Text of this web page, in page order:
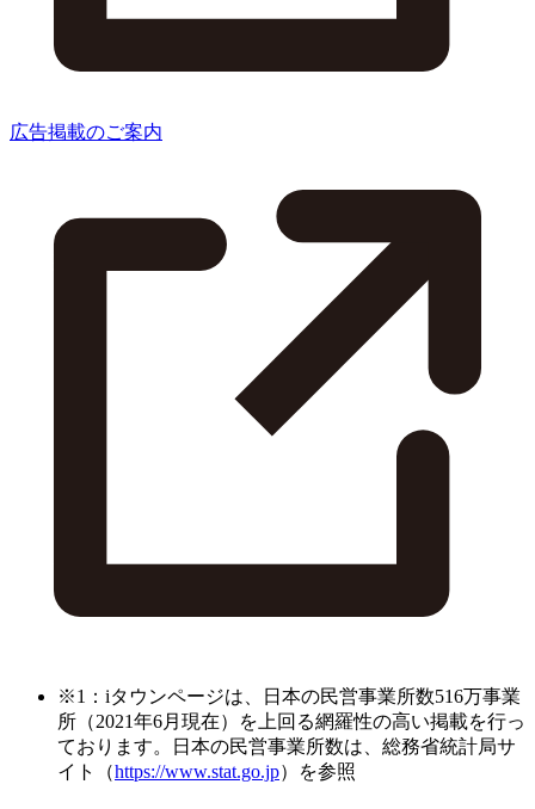
広告掲載のご案内
※1：iタウンページは、日本の民営事業所数516万事業
所（2021年6月現在）を上回る網羅性の高い掲載を行っ
ております。日本の民営事業所数は、総務省統計局サ
イト（https://www.stat.go.jp）を参照